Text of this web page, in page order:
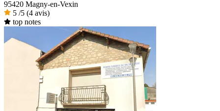
95420 Magny-en-Vexin
5 /5 (4 avis)
top notes